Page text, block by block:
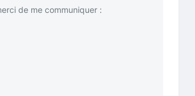
de me communiquer :